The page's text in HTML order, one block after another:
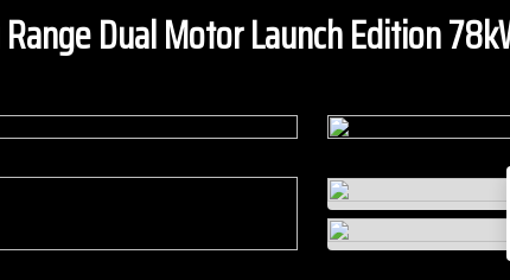
Dual Motor Launch Edition